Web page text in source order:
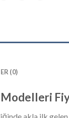
(0)
Modelleri